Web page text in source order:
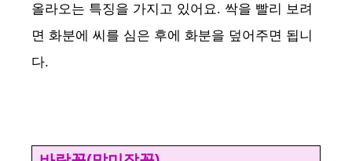
올라오는 특징을 가지고 있어요. 싹을 빨리 보려
면 화분에 씨를 심은 후에 화분을 덮어주면 됩니
다.